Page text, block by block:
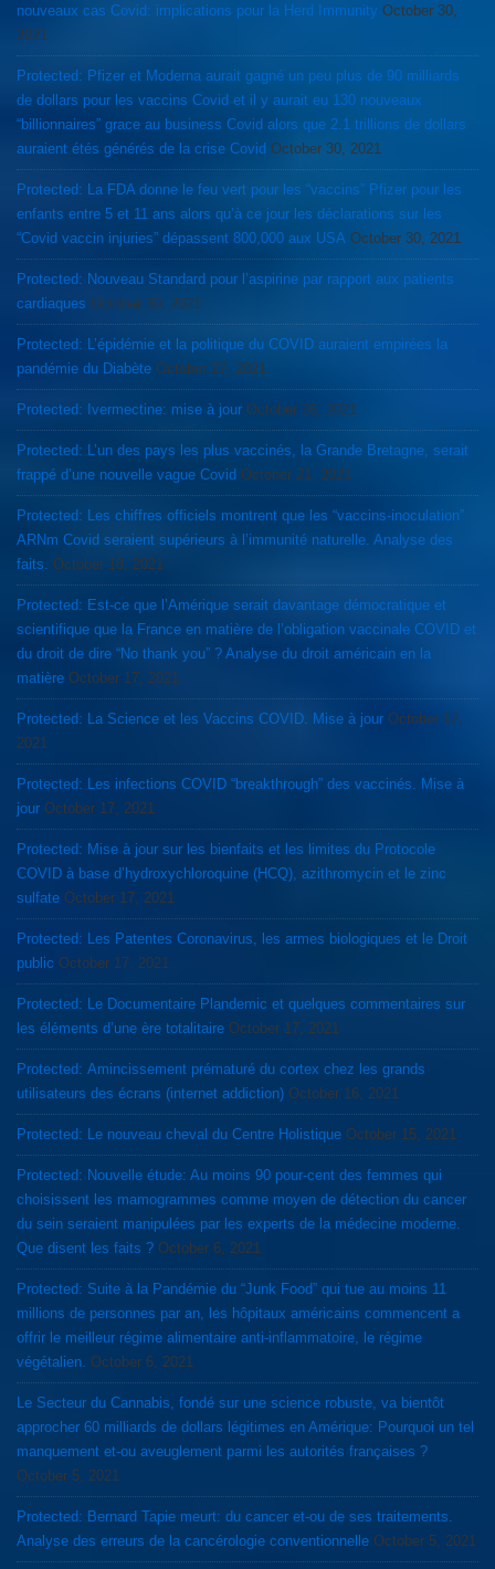
nouveaux cas Covid: implications pour la Herd Immunity October 30,
2021
Protected: Pfizer et Moderna aurait gagné un peu plus de 90 milliards
de dollars pour les vaccins Covid et il y aurait eu 130 nouveaux
“billionnaires” grace au business Covid alors que 2.1 trillions de dollars
auraient étés générés de la crise Covid October 30, 2021
Protected: La FDA donne le feu vert pour les “vaccins” Pfizer pour les
enfants entre 5 et 11 ans alors qu’à ce jour les déclarations sur les
“Covid vaccin injuries” dépassent 800,000 aux USA October 30, 2021
Protected: Nouveau Standard pour l’aspirine par rapport aux patients
cardiaques October 30, 2021
Protected: L’épidémie et la politique du COVID auraient empirées la
pandémie du Diabète October 27, 2021
Protected: Ivermectine: mise à jour October 26, 2021
Protected: L’un des pays les plus vaccinés, la Grande Bretagne, serait
frappé d’une nouvelle vague Covid October 21, 2021
Protected: Les chiffres officiels montrent que les “vaccins-inoculation”
ARNm Covid seraient supérieurs à l’immunité naturelle. Analyse des
faits.
October 18, 2021
Protected: Est-ce que l’Amérique serait davantage démocratique et
scientifique que la France en matière de l’obligation vaccinale COVID et
du droit de dire “No thank you” ? Analyse du droit américain en la
matière October 17, 2021
Protected: La Science et les Vaccins COVID. Mise à jour October 17,
2021
Protected: Les infections COVID “breakthrough” des vaccinés. Mise à
jour October 17, 2021
Protected: Mise à jour sur les bienfaits et les limites du Protocole
COVID à base d’hydroxychloroquine (HCQ), azithromycin et le zinc
sulfate October 17, 2021
Protected: Les Patentes Coronavirus, les armes biologiques et le Droit
public October 17, 2021
Protected: Le Documentaire Plandemic et quelques commentaires sur
les éléments d’une ère totalitaire October 17, 2021
Protected: Amincissement prématuré du cortex chez les grands
utilisateurs des écrans (internet addiction) October 16, 2021
Protected: Le nouveau cheval du Centre Holistique October 15, 2021
Protected: Nouvelle étude: Au moins 90 pour-cent des femmes qui
choisissent les mamogrammes comme moyen de détection du cancer
du sein seraient manipulées par les experts de la médecine moderne.
Que disent les faits ? October 6, 2021
Protected: Suite à la Pandémie du “Junk Food” qui tue au moins 11
millions de personnes par an, les hôpitaux américains commencent a
offrir le meilleur régime alimentaire anti-inflammatoire, le régime
végétalien. October 6, 2021
Le Secteur du Cannabis, fondé sur une science robuste, va bientôt
approcher 60 milliards de dollars légitimes en Amérique: Pourquoi un tel
manquement et-ou aveuglement parmi les autorités françaises ?
October 5, 2021
Protected: Bernard Tapie meurt: du cancer et-ou de ses traitements.
Analyse des erreurs de la cancérologie conventionnelle October 5, 2021